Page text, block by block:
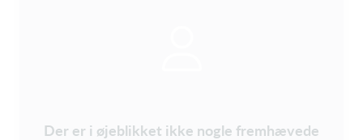
Der er i øjeblikket ikke nogle fremhævede